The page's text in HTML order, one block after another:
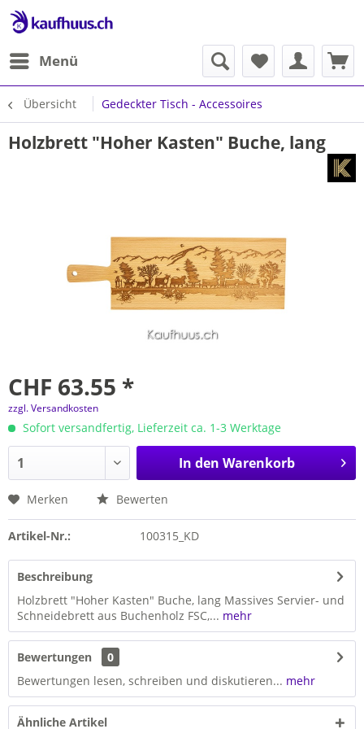
Menü
Übersicht Gedeckter Tisch - Accessoires
Holzbrett "Hoher Kasten" Buche, lang
CHF 63.55 *
zzgl. Versandkosten
Sofort versandfertig, Lieferzeit ca. 1-3 Werktage
In den Warenkorb
Merken Bewerten
Artikel-Nr.: 100315_KD
Beschreibung
Holzbrett "Hoher Kasten" Buche, lang Massives Servier- und
Schneidebrett aus Buchenholz FSC,... mehr
Bewertungen
0
Bewertungen lesen, schreiben und diskutieren... mehr
Ähnliche Artikel